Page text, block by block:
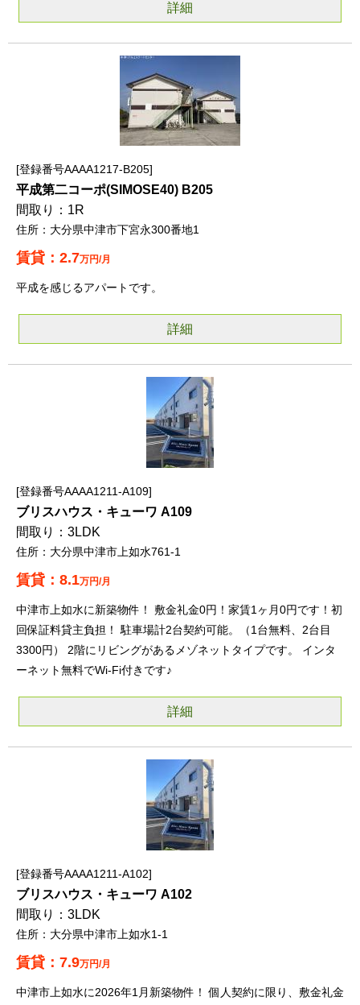
詳細
登録番号AAAA1217-B205
平成第二コーポ(SIMOSE40) B205
1R
大分県中津市下宮永300番地1
2.7万円/月
平成を感じるアパートです。
詳細
登録番号AAAA1211-A109
ブリスハウス・キューワ A109
3LDK
大分県中津市上如水761-1
8.1万円/月
中津市上如水に新築物件！ 敷金礼金0円！家賃1ヶ月0円です！初
回保証料貸主負担！ 駐車場計2台契約可能。（1台無料、2台目
3300円） 2階にリビングがあるメゾネットタイプです。 インタ
ーネット無料でWi-Fi付きです♪
詳細
登録番号AAAA1211-A102
ブリスハウス・キューワ A102
3LDK
大分県中津市上如水1-1
7.9万円/月
中津市上如水に2026年1月新築物件！ 個人契約に限り、敷金礼金